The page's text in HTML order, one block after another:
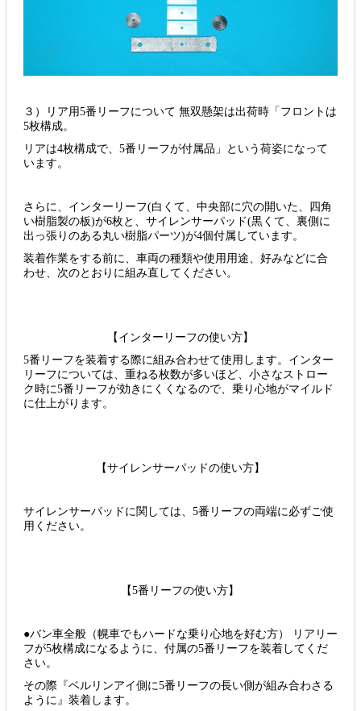
３）リア用5番リーフについて 無双懸架は出荷時「フロントは
5枚構成。
リアは4枚構成で、5番リーフが付属品」という荷姿になって
います。
さらに、インターリーフ(白くて、中央部に穴の開いた、四角
い樹脂製の板)が6枚と、サイレンサーパッド(黒くて、裏側に
出っ張りのある丸い樹脂パーツ)が4個付属しています。
装着作業をする前に、車両の種類や使用用途、好みなどに合
わせ、次のとおりに組み直してください。
【インターリーフの使い方】
5番リーフを装着する際に組み合わせて使用します。インター
リーフについては、重ねる枚数が多いほど、小さなストロー
ク時に5番リーフが効きにくくなるので、乗り心地がマイルド
に仕上がります。
【サイレンサーパッドの使い方】
サイレンサーパッドに関しては、5番リーフの両端に必ずご使
用ください。
【5番リーフの使い方】
●バン車全般（幌車でもハードな乗り心地を好む方） リアリー
フが5枚構成になるように、付属の5番リーフを装着してくだ
さい。
その際『ベルリンアイ側に5番リーフの長い側が組み合わさる
ように』装着します。